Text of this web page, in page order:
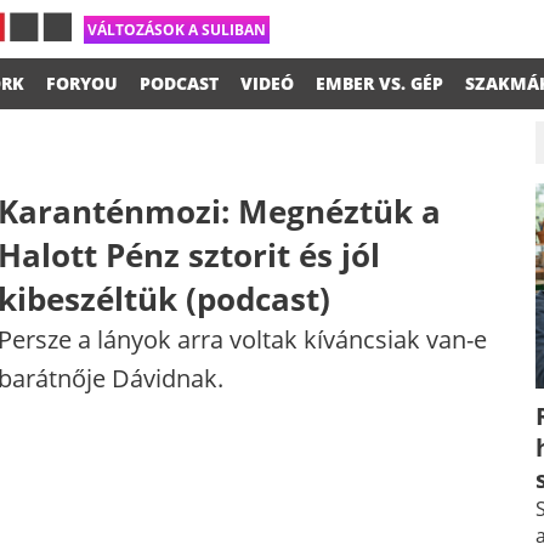
VÁLTOZÁSOK A SULIBAN
FORYOU PODCAST VIDEÓ EMBER VS. GÉP
Megnéztük a
Pénz sztorit és jól
(podcast)
a lányok arra voltak kíváncsiak van-e
Dávidnak.